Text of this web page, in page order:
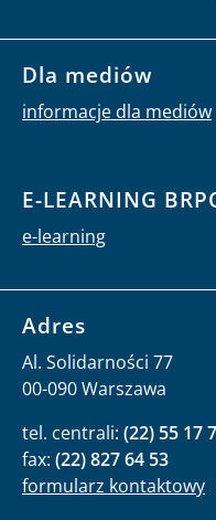
Dla mediów
informacje dla mediów
E-LEARNING
e-learning
Adres
Al. Solidarności 77
00-090 Warszawa
tel. centrali: (22) 55 17
fax: (22) 827 64 53
formularz kontaktowy